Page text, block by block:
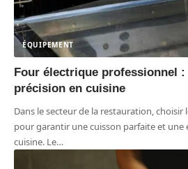
ÉQUIPEMENT
Four électrique professionnel
précision en cuisine
Dans le secteur de la restauration,
pour garantir une cuisson parfaite et une
cuisine. Le…